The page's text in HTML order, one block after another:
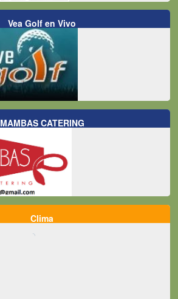
Vea Golf en Vivo
MAMBAS CATERING
Clima